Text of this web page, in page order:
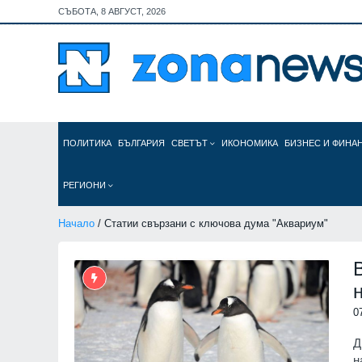
СЪБОТА, 8 АВГУСТ, 2026
ПОЛИТИКА БЪЛГАРИЯ СВЕТЪТ ИКОНОМИКА БИЗНЕС И
РЕГИОНИ
Начало / Статии свързани с ключова дума "Аквариум"